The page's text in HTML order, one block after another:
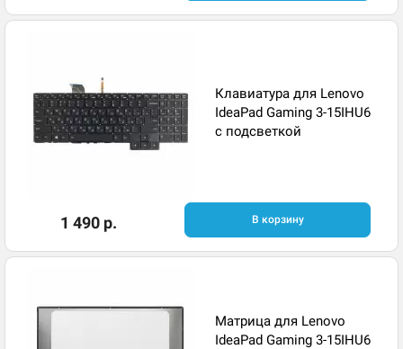
Клавиатура для Lenovo
IdeaPad Gaming 3-15IHU6
с подсветкой
1 490 р. В корзину
Матрица для Lenovo
IdeaPad Gaming 3-15IHU6